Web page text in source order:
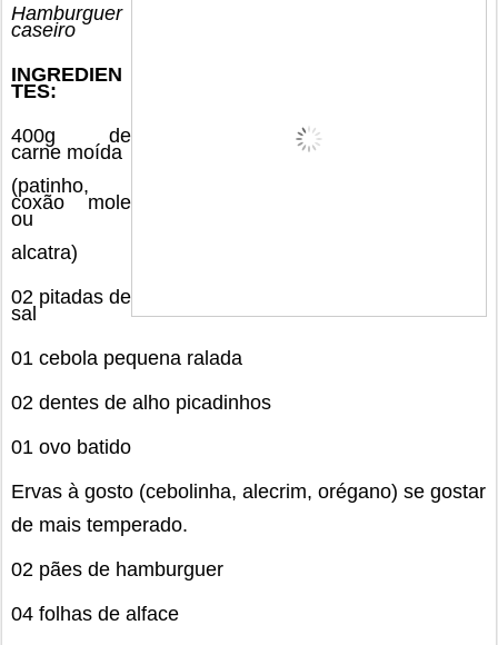
Hamburguer
caseiro
INGREDIEN
TES:
400g de
carne moída
(patinho,
coxão mole
ou
alcatra)
02 pitadas de
sal
01 cebola pequena ralada
02 dentes de alho picadinhos
01 ovo batido
Ervas à gosto (cebolinha, alecrim, orégano) se gostar
de mais temperado.
02 pães de hamburguer
04 folhas de alface